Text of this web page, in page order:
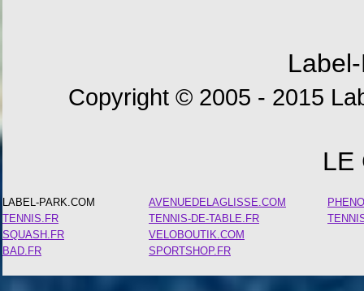
Copyright © 2005 - 2015
LE
LABEL-PARK.COM
TENNIS.FR
SQUASH.FR
BAD.FR
AVENUEDELAGLISSE.COM
TENNIS-DE-TABLE.FR
VELOBOUTIK.COM
SPORTSHOP.FR